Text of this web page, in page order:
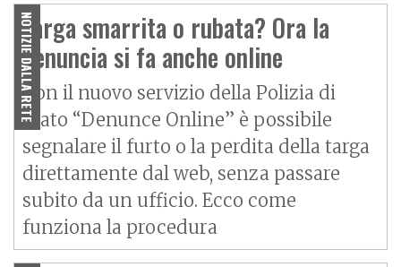
NOTIZIE DALLA RETE
Targa smarrita o rubata? Ora la
denuncia si fa anche online
Con il nuovo servizio della Polizia di
Stato “Denunce Online” è possibile
segnalare il furto o la perdita della targa
direttamente dal web, senza passare
subito da un ufficio. Ecco come
funziona la procedura